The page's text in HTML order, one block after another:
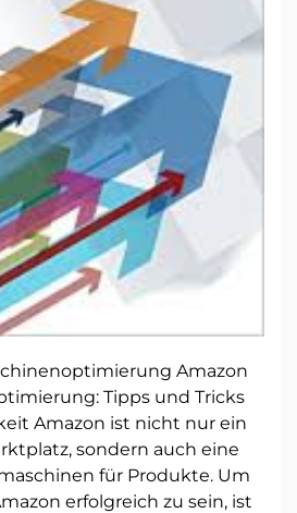
Amazon
Tipps und Tricks
Amazon ist nicht nur ein
sondern auch eine
für Produkte. Um
erfolgreich zu sein, ist